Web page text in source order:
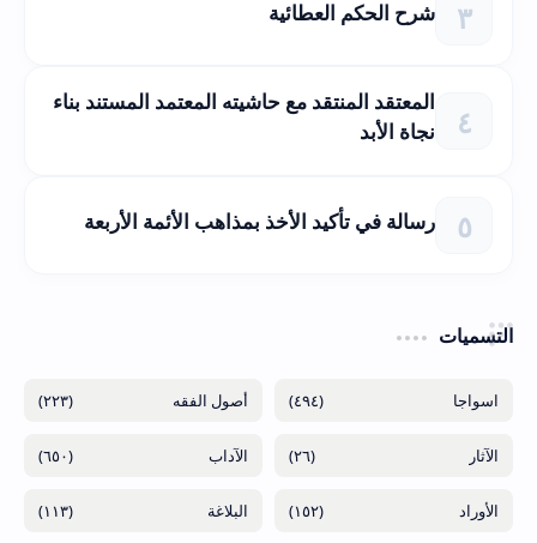
شرح الحكم العطائية
المعتقد المنتقد مع حاشيته المعتمد المستند بناء
نجاة الأبد
رسالة في تأكيد الأخذ بمذاهب الأئمة الأربعة
التسميات
(٤٩٤) (٢٢٣)
(٢٦) (٦٥٠)
(١٥٢) (١١٣)